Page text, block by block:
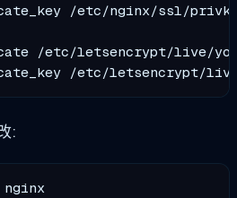
/etc/nginx/ssl/
/etc/letsencrypt/live/
: